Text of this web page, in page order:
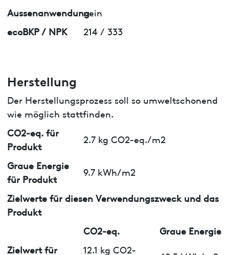
Aussenanwendungnein
ecoBKP / NPK
214 / 333
Herstellung
Der Herstellungsprozess soll so umweltschonend
wie möglich stattfinden.
CO2-eq. für
Produkt
2.7 kg CO2-eq./m2
Graue Energie
für Produkt
9.7 kWh/m2
Zielwerte für diesen Verwendungszweck und das
Produkt
CO2-eq.
Graue Energie
Zielwert für
12.1 kg CO2-